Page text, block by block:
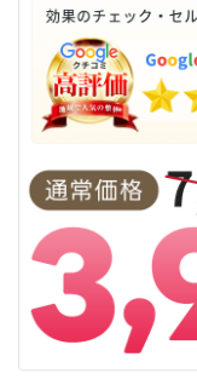
カウンセリングシ
施術に入る前にカ
記入後当日の流れ
3